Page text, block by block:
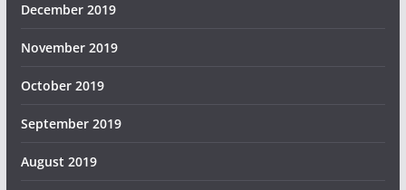
December 2019
November 2019
October 2019
September 2019
August 2019